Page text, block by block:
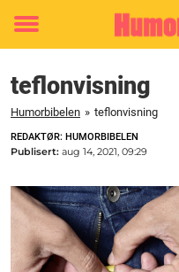
Toggle
teflonvisning
Humorbibelen » teflonvisning
REDAKTØR: HUMORBIBELEN
Publisert: aug 14, 2021, 09:29